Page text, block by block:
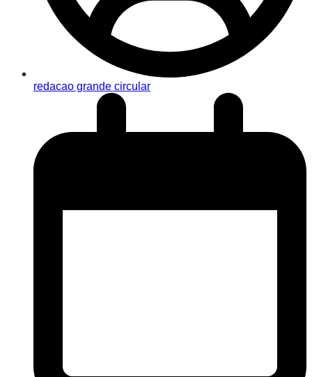
redacao grande circular